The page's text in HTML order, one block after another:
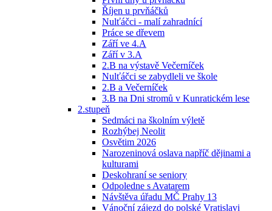
Říjen u prvňáčků
Nulťáčci - malí zahradnící
Práce se dřevem
Září ve 4.A
Září v 3.A
2.B na výstavě Večerníček
Nulťáčci se zabydleli ve škole
2.B a Večerníček
3.B na Dni stromů v Kunratickém lese
2.stupeň
Sedmáci na školním výletě
Rozhýbej Neolit
Osvětim 2026
Narozeninová oslava napříč dějinami a
kulturami
Deskohraní se seniory
Odpoledne s Avatarem
Návštěva úřadu MČ Prahy 13
Vánoční zájezd do polské Vratislavi